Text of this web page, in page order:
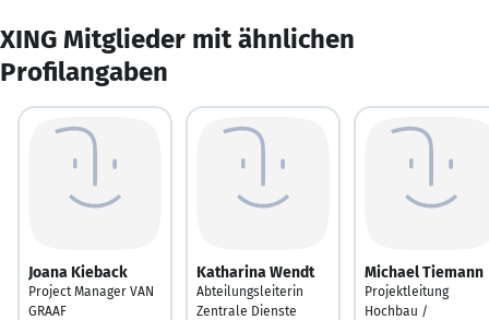
XING Mitglieder mit ähnlichen
Profilangaben
Joana Kieback
Project Manager VAN
GRAAF
Katharina Wendt
Abteilungsleiterin
Zentrale Dienste
Michael Tiemann
Projektleitung
Hochbau /